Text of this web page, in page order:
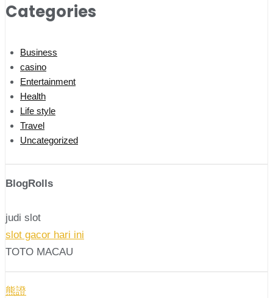
Categories
Business
casino
Entertainment
Health
Life style
Travel
Uncategorized
BlogRolls
judi slot
slot gacor hari ini
TOTO MACAU
熊證